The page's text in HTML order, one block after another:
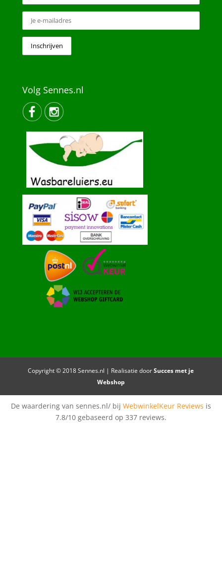
Volg Sennes.nl
Copyright © 2018 Sennes.nl | Realisatie doorSucces met je
Webshop
De waardering van sennes.nl/ bij WebwinkelKeur Reviews is
7.8/10 gebaseerd op 337 reviews.